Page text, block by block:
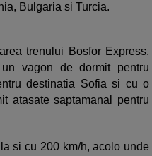
Bulgaria si Turcia.
trenului Bosfor Express,
vagon de dormit pentru
destinatia Sofia si cu o
atasate saptamanal pentru
si cu 200 km/h, acolo unde